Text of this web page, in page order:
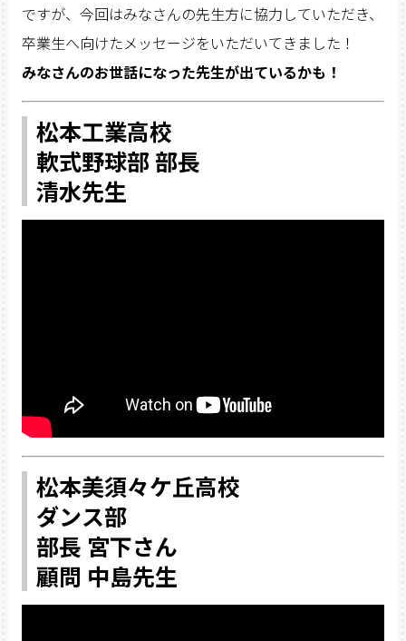
ですが、今回はみなさんの先生方に協力していただき、
卒業生へ向けたメッセージをいただいてきました！
みなさんのお世話になった先生が出ているかも！
松本工業高校
軟式野球部 部長
清水先生
松本美須々ケ丘高校
ダンス部
部長 宮下さん
顧問 中島先生